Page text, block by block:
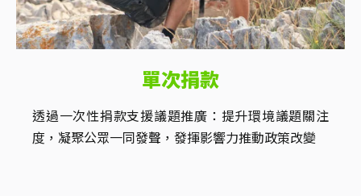
單次捐款
透過一次性捐款支援議題推廣：提升環境議題關注
度，凝聚公眾一同發聲，發揮影響力推動政策改變